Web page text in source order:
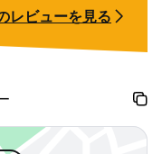
レビューを見る